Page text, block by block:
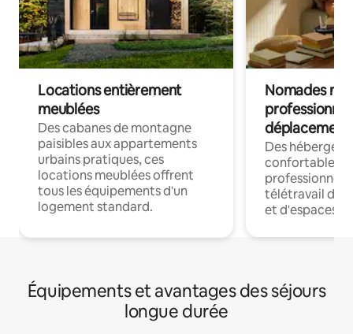
Locations entièrement
meublées
Des cabanes de montagne
paisibles aux appartements
urbains pratiques, ces
locations meublées offrent
tous les équipements d'un
logement standard.
Nomades
déplacement
Des
confortables
professionnels
télétravail
et d'espaces
Équipements et avantages des séjours
longue durée